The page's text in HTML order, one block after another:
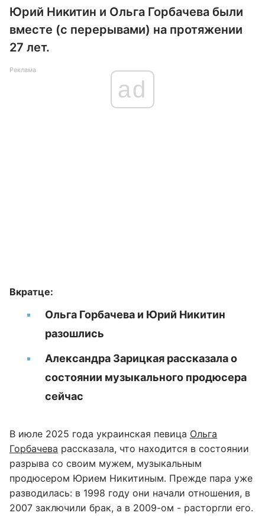
Юрий Никитин и Ольга Горбачева были
вместе (с перерывами) на протяжении
27 лет.
Реклама
ad
Вкратце:
Ольга Горбачева и Юрий Никитин
разошлись
Александра Зарицкая рассказала о
состоянии музыкального продюсера
сейчас
В июле 2025 года украинская певица Ольга
Горбачева рассказала, что находится в состоянии
разрыва со своим мужем, музыкальным
продюсером Юрием Никитиным. Прежде пара уже
разводилась: в 1998 году они начали отношения, в
2007 заключили брак, а в 2009-ом - расторгли его.